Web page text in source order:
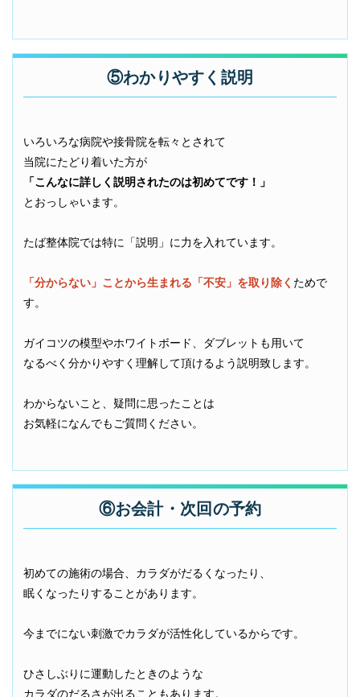
⑤わかりやすく説明
いろいろな病院や接骨院を転々とされて
当院にたどり着いた方が
「こんなに詳しく説明されたのは初めてです！」
とおっしゃいます。
たば整体院では特に「説明」に力を 入れています。
「分からない」ことから生まれる「不安」を取り除く ためで
す。
ガイコツの模型やホワイトボード、ダブレットも用いて
なるべく分かりやすく理解して頂けるよう説明致します。
わからないこと、疑問に思ったことは
お気軽になんでもご質問ください。
⑥お会計・次回の予約
初めての施術の場合、カラダがだるくなったり、
眠くなったりすることがあります。
今までにない刺激でカラダが活性化しているからです。
ひさしぶりに運動したときのような
カラダのだるさが出ることもあります。